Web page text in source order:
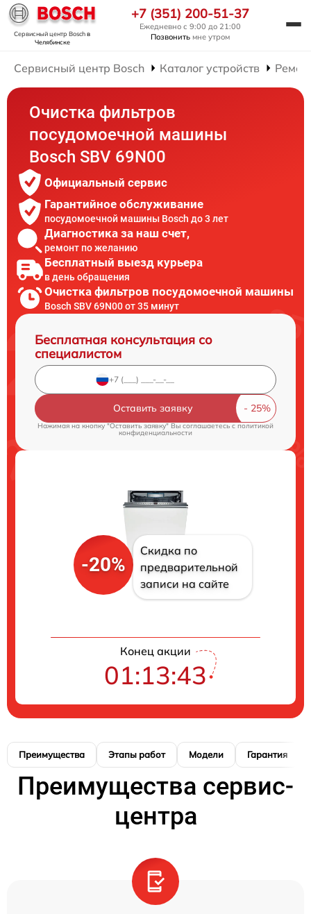
Сервисный центр Boschв
Челябинске
+7 (351) 200-51-37
Ежедневно с 9:00 до 21:00
Позвонить мне утром
Сервисный центр Bosch Каталог устройств
Очистка фильтров
посудомоечной машины
Bosch SBV 69N00
Официальный сервис
Гарантийное обслуживание
посудомоечной машины Bosch до 3 лет
Диагностика за наш счет,
ремонт по желанию
Бесплатный выезд курьера
в день обращения
Очистка фильтров посудомоечной машины
Bosch SBV 69N00 от 35 минут
Бесплатная консультация со
специалистом
Оставить заявку
Нажимая на кнопку "Оставить заявку" Вы соглашаетесь cполитикой
конфиденциальности
-20%
Скидка по
предварительной
записи на сайте
Конец акции
01:13:42
Преимущества Этапы работ Модели Гарантия
Преимущества сервис-
центра